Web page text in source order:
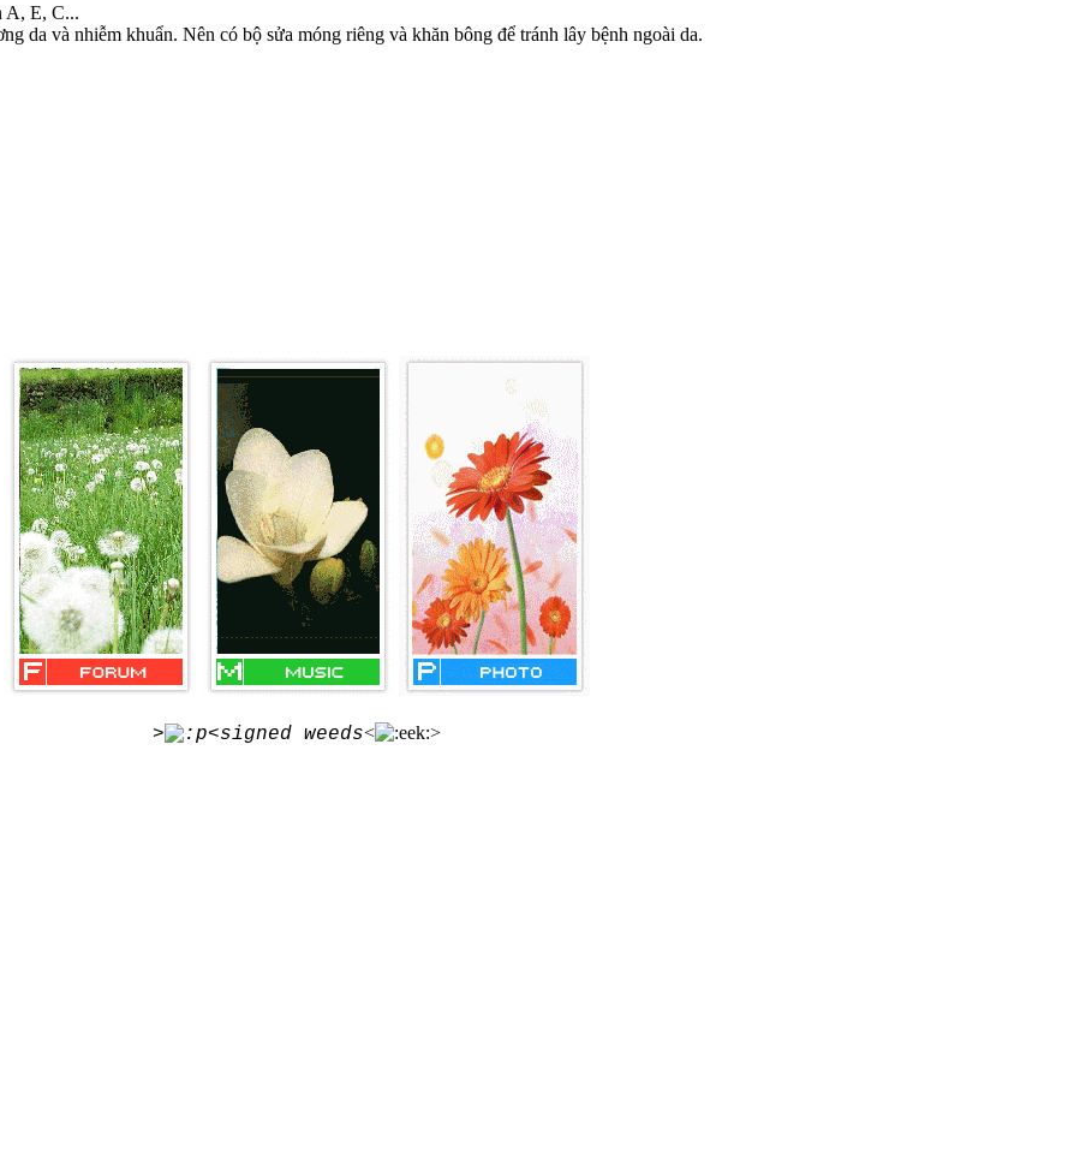
A, E, C...
da và nhiễm khuẩn. Nên có bộ sửa móng riêng và khăn bông để tránh lây bệnh ngoài da.
> <signed weeds< >